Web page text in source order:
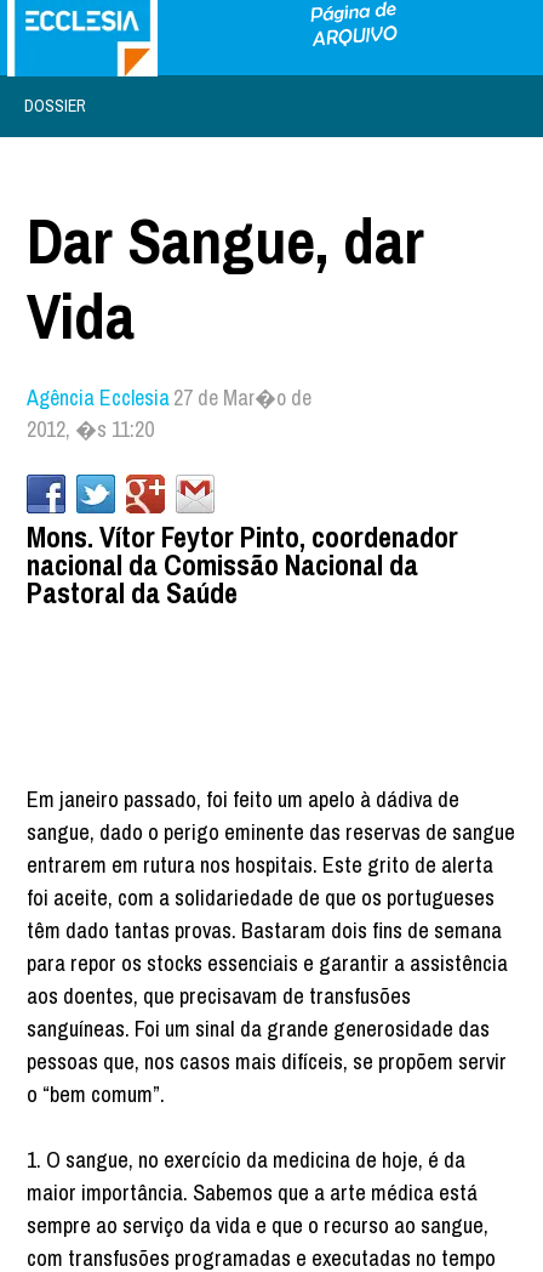
DOSSIER
Dar Sangue, dar
Vida
Agência Ecclesia27 de Mar�o de
2012, �s 11:20
Mons. Vítor Feytor Pinto, coordenador
nacional da Comissão Nacional da
Pastoral da Saúde
Em janeiro passado, foi feito um apelo à dádiva de
sangue, dado o perigo eminente das reservas de sangue
entrarem em rutura nos hospitais. Este grito de alerta
foi aceite, com a solidariedade de que os portugueses
têm dado tantas provas. Bastaram dois fins de semana
para repor os stocks essenciais e garantir a assistência
aos doentes, que precisavam de transfusões
sanguíneas. Foi um sinal da grande generosidade das
pessoas que, nos casos mais difíceis, se propõem servir
o “bem comum”.
1. O sangue, no exercício da medicina de hoje, é da
maior importância. Sabemos que a arte médica está
sempre ao serviço da vida e que o recurso ao sangue,
com transfusões programadas e executadas no tempo